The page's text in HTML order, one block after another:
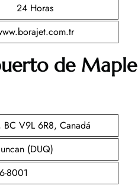
24 Horas
de Maple
V9L 6R8, Canadá
(DUQ)
8001